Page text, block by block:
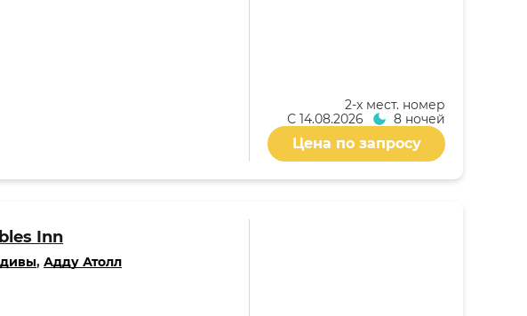
2-x мест. номер
С 14.08.2026 8 ночей
Цена по запросу
Inn
, Адду Атолл